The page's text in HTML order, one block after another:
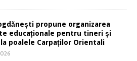
propune organizarea
educaționale pentru tineri și
poalele Carpaților Orientali